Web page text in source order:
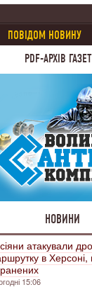
ПОВІДОМ НОВИНУ
PDF-АРХІВ
НОВИНИ
атакували
в Херсоні,
15:06